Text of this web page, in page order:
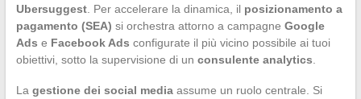
Ubersuggest. Per accelerare la dinamica, il posizionamento a
pagamento (SEA) si orchestra attorno a campagne Google
Ads e Facebook Ads configurate il più vicino possibile ai tuoi
obiettivi, sotto la supervisione di un consulente analytics
La gestione dei social mediaassume un ruolo centrale. Si